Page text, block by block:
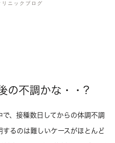
リニックブログ
の不調かな・・?
、接種数日してからの体調不調
るのは難しいケースがほとんど